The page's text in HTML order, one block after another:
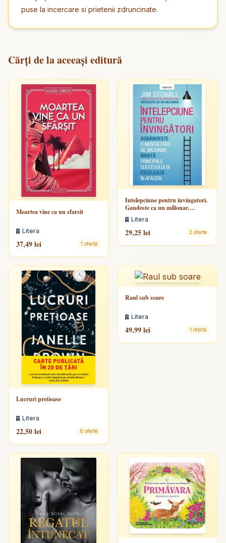
puse la incercare si prietenii zdruncinate.
Cărți de la aceeași editură
Moartea vine ca un sfarsit
Litera
37,49 lei 1 ofertă
Intelepciune pentru invingatori.
Gandeste ca un milionar.
Dobandeste o mentalitate de
milionar, invata principiile
succesului si exceleaza in afaceri
Litera
29,25 lei 2 oferte
Lucruri pretioase
Litera
22,50 lei 6 oferte
Raul sub soare
Litera
49,99 lei 1 ofertă